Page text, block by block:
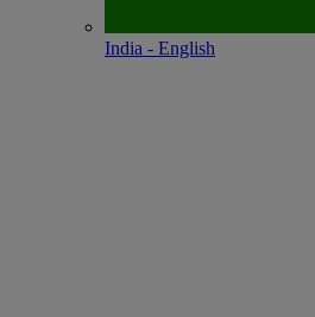
India - English